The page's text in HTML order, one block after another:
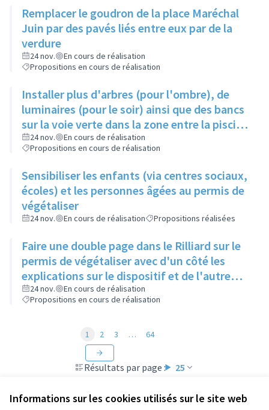
Informations sur les cookies utilisés sur le site web
Remplacer le goudron de la place Maréchal
Juin par des pavés liés entre eux par de la
verdure
24 nov.
En cours de réalisation
Propositions en cours de réalisation
Installer plus d'arbres (pour l'ombre), de
luminaires (pour le soir) ainsi que des bancs
sur la voie verte dans la zone entre la piscine
et la rue de l'Industrie
24 nov.
En cours de réalisation
Propositions en cours de réalisation
Sensibiliser les enfants (via centres sociaux,
écoles) et les personnes âgées au permis de
végétaliser
24 nov. En cours de réalisation Propositions réalisées
Faire une double page dans le Rilliard sur le
permis de végétaliser avec d'un côté les
explications sur le dispositif et de l'autre
côté des exemples concrets de lieux à
investir
24 nov.
En cours de réalisation
Propositions en cours de réalisation
Résultats par page : 25
1 2 3 … 64